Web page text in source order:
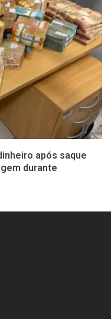
após saque
durante